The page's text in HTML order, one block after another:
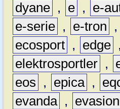
dyane , e , e-
e-serie , e-tron ,
ecosport , edge ,
elektrosportler ,
eos
, epica ,
evanda , evasion